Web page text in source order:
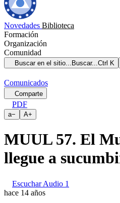
Novedades Biblioteca
Formación
Organización
Comunidad
Buscar en el sitio... Buscar...Ctrl K
Comunicados
Comparte
PDF
a− A+
MUUL 57. El
llegue a
Escuchar Audio 1
hace 14 años